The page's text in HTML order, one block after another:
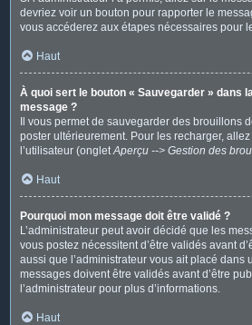
devriez voir un bouton pour rapporter le
vous accéderez aux étapes nécessaires pour
Haut
À quoi sert le bouton « Sauvegarder » dans
message ?
Il vous permet de sauvegarder des brouillons
poster ultérieurement. Pour les recharger,
l’utilisateur (ongletAperçu --> Gestion des
Haut
Pourquoi mon message doit être validé ?
L’administrateur peut avoir décidé que les
vous postez nécessitent d’être validés avant
aussi que l’administrateur vous ait placé dans
messages doivent être validés avant d’être
l’administrateur pour plus d’informations.
Haut